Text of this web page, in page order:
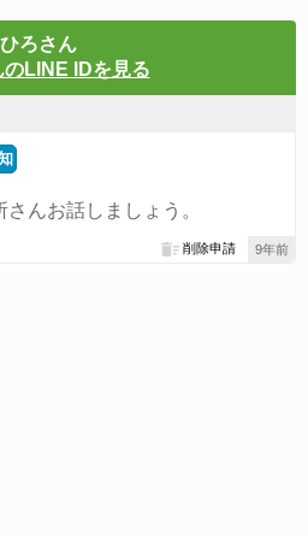
ひろさん
LINE IDを見る
んお話しましょう。
9年前
削除申請